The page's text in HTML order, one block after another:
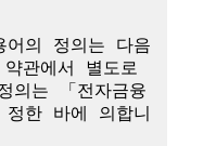
의 정의는 다음
관에서 별도로
의는 「전자금융
한 바에 의합니